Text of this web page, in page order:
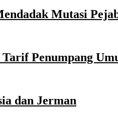
Mutasi
Penumpang
dan Jerman